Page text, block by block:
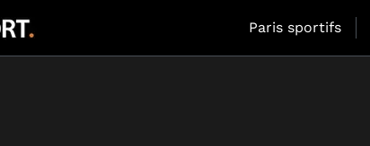
Paris sportifs